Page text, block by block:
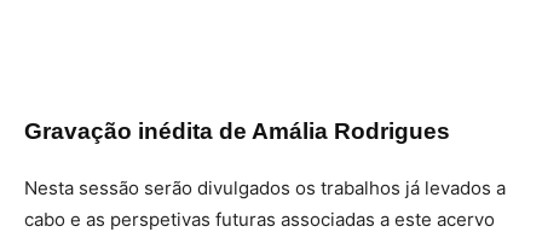
Gravação inédita de Amália Rodrigues
Nesta sessão serão divulgados os trabalhos já levados a
cabo e as perspetivas futuras associadas a este acervo